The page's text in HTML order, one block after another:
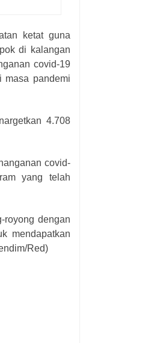
ketat guna
di kalangan
covid-19
masa pandemi
4.708
covid-
yang telah
royong dengan
mendapatkan
Red)